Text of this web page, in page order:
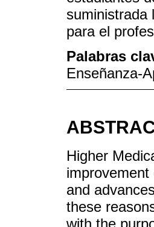
suministrada
para el
Palabras
Enseñanza-
Higher
and
these